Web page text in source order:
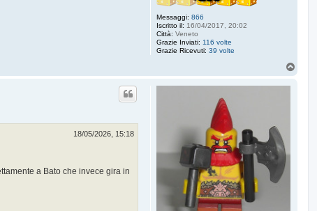
Messaggi: 866
Iscritto il: 16/04/2017, 20:02
Città: Veneto
Grazie Inviati: 116 volte
Grazie Ricevuti: 39 volte
18/05/2026, 15:18
a Bato che invece gira in